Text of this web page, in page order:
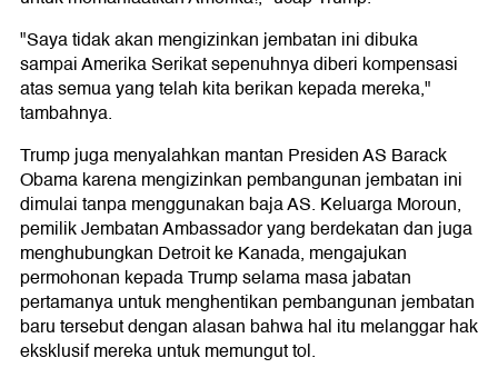
"Saya tidak akan mengizinkan jembatan ini dibuka
sampai Amerika Serikat sepenuhnya diberi kompensasi
atas semua yang telah kita berikan kepada mereka,"
tambahnya.
Trump juga menyalahkan mantan Presiden AS Barack
Obama karena mengizinkan pembangunan jembatan ini
dimulai tanpa menggunakan baja AS. Keluarga Moroun,
pemilik Jembatan Ambassador yang berdekatan dan juga
menghubungkan Detroit ke Kanada, mengajukan
permohonan kepada Trump selama masa jabatan
pertamanya untuk menghentikan pembangunan jembatan
baru tersebut dengan alasan bahwa hal itu melanggar hak
eksklusif mereka untuk memungut tol.